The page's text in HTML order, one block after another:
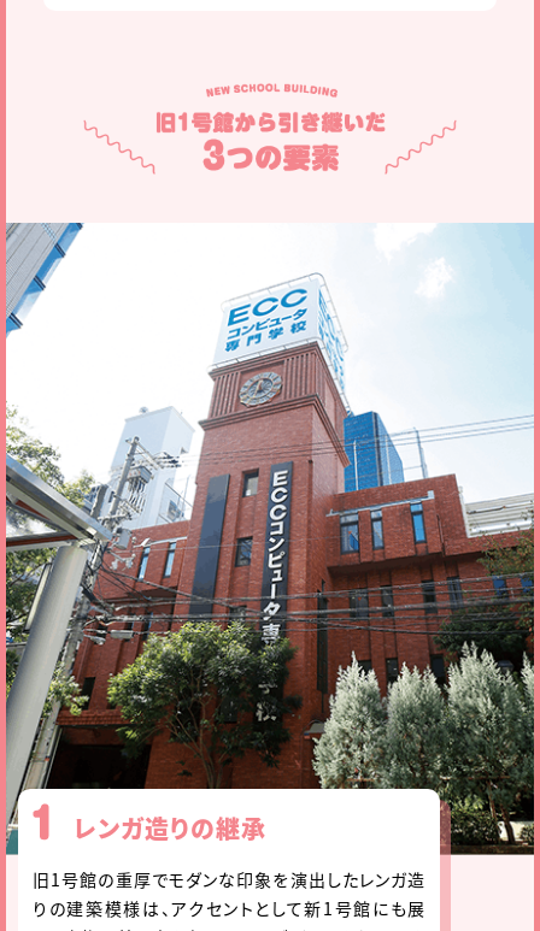
レンガ造りの継承
旧1号館の重厚でモダンな印象を演出したレンガ造
りの建築模様は、アクセントとして新1号館にも展